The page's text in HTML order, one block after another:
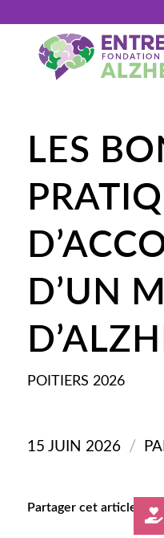
LES
D’UN
POITIERS 2026
15 JUIN 2026 /
Partager cet article